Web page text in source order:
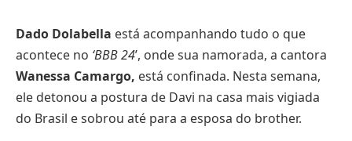
Dado Dolabella está acompanhando tudo o que
acontece no ‘BBB 24’, onde sua namorada, a cantora
Wanessa Camargo, está confinada. Nesta semana,
ele detonou a postura de Davi na casa mais vigiada
do Brasil e sobrou até para a esposa do brother.